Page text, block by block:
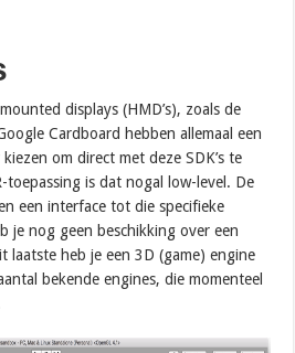
displays (HMD’s), zoals de
Cardboard hebben allemaal een
om direct met deze SDK’s te
toepassing is dat nogal low-level. De
een interface tot die specifieke
je nog geen beschikking over een
laatste heb je een 3D (game) engine
bekende engines, die momenteel